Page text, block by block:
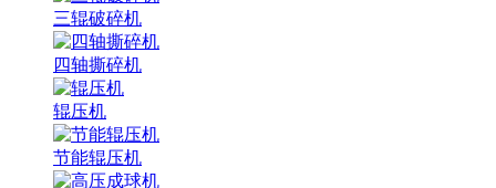
三辊破碎机
四轴撕碎机
辊压机
节能辊压机